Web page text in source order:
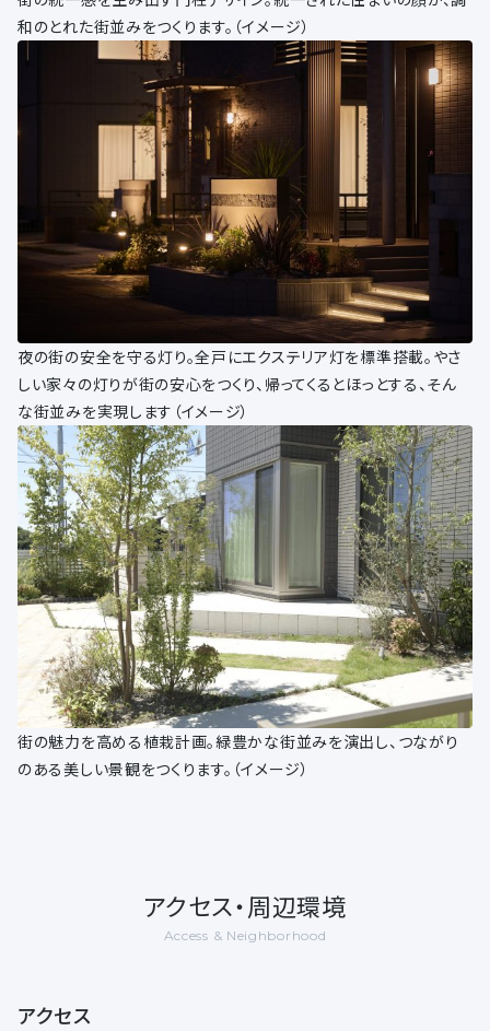
和のとれた街並みをつくります。（イメージ）
夜の街の安全を守る灯り。全戸にエクステリア灯を標準搭載。やさ
しい家々の灯りが街の安心をつくり、帰ってくるとほっとする、そん
な街並みを実現します（イメージ）
街の魅力を高める植栽計画。緑豊かな街並みを演出し、つながり
のある美しい景観をつくります。（イメージ）
アクセス・周辺環境
Access & Neighborhood
アクセス